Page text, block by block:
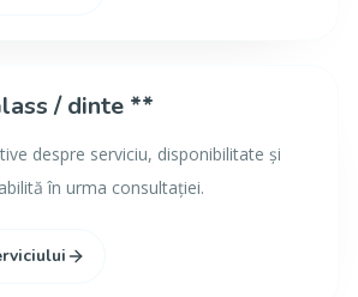
/ dinte **
despre serviciu, disponibilitate și
în urma consultației.